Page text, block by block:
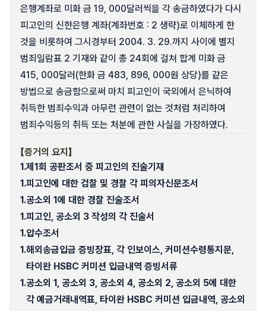
은행계좌로 미화 금 19, 000달러씩을 각 송금하였다가 다시
피고인의 신한은행 계좌(계좌번호 : 2 생략)로 이체하게 한
것을 비롯하여 그시경부터 2004. 3. 29.까지 사이에 별지
범죄일람표 2 기재와 같이 총 24회에 걸쳐 합계 미화 금
415, 000달러(한화 금 483, 896, 000원 상당)를 같은
방법으로 송금함으로써 마치 피고인이 국외에서 은닉하여
취득한 범죄수익과 아무런 관련이 없는 것처럼 처리하여
범죄수익등의 취득 또는 처분에 관한 사실을 가장하였다.
【증거의 요지】
1.제1회 공판조서 중 피고인의 진술기재
1.피고인에 대한 검찰 및 경찰 각 피의자신문조서
1.공소외 1에 대한 경찰 진술조서
1.피고인, 공소외 3 작성의 각 진술서
1.압수조서
1.해외송금입금 증빙장표, 각 인보이스, 커미션수령통지문,
타이완 HSBC 커미션 입금내역 증빙서류
1.공소외 1, 공소외 3, 공소외 4, 공소외 2, 공소외 5에 대한
각 예금거래내역표, 타이완 HSBC 커미션 입금내역, 공소외